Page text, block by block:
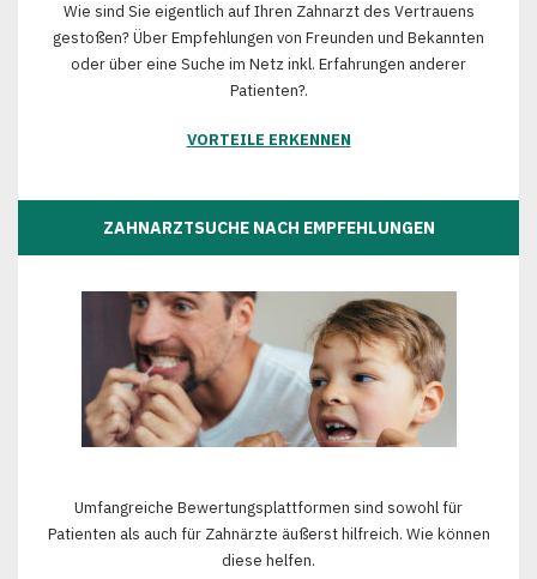
Wie sind Sie eigentlich auf Ihren Zahnarzt des Vertrauens
gestoßen? Über Empfehlungen von Freunden und Bekannten
oder über eine Suche im Netz inkl. Erfahrungen anderer
Patienten?.
VORTEILE ERKENNEN
ZAHNARZTSUCHE NACH EMPFEHLUNGEN
Umfangreiche Bewertungsplattformen sind sowohl für
Patienten als auch für Zahnärzte äußerst hilfreich. Wie können
diese helfen.